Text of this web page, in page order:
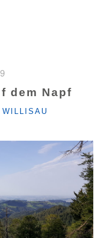
dem Napf
WILLISAU